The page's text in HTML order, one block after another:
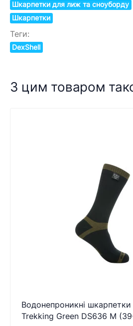
Шкарпетки для лиж та сноуборду
Шкарпетки
Теги:
DexShell
З цим товаром
Водонепроникні шкарпетки
Trekking Green DS636 M